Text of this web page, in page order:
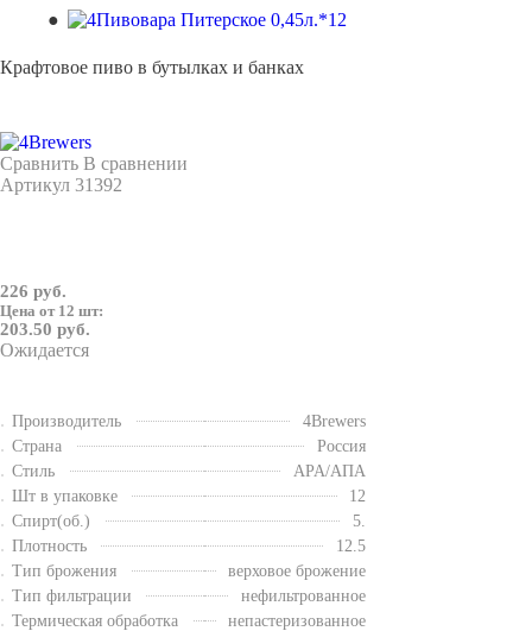
Крафтовое пиво в бутылках и банках
Сравнить В сравнении
Артикул 31392
226 руб.
Цена от 12 шт:
203.50 руб.
Ожидается
Производитель
4Brewers
Страна
Россия
Стиль
APA/АПА
Шт в упаковке
12
Спирт(об.)
5.
Плотность
12.5
Тип брожения
верховое брожение
Тип фильтрации
нефильтрованное
Термическая обработка
непастеризованное